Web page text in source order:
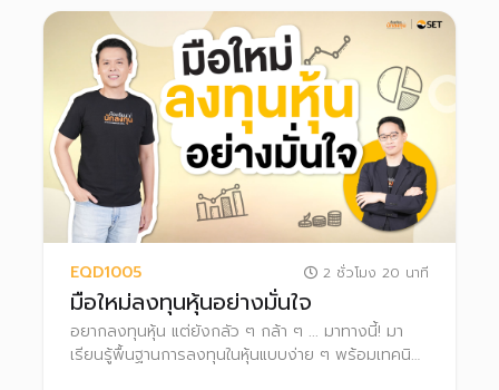
EQD1005 2 ชั่วโมง 20 นาที
มือใหม่ลงทุนหุ้นอย่างมั่นใจ
อยากลงทุนหุ้น แต่ยังกลัว ๆ กล้า ๆ ... มาทางนี้! มา
เรียนรู้พื้นฐานการลงทุนในหุ้นแบบง่าย ๆ พร้อมเทคนิค